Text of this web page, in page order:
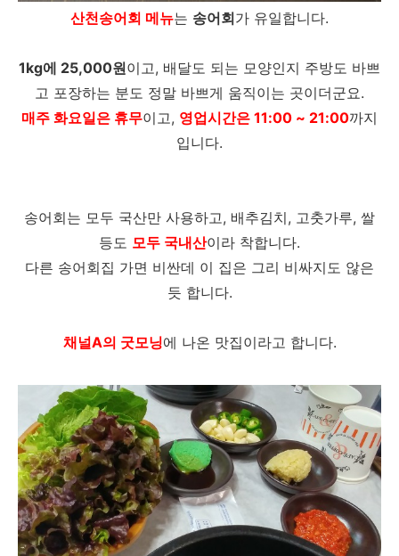
산천송어회 메뉴는 송어회가 유일합니다.
1kg에 25,000원이고, 배달도 되는 모양인지 주방도 바쁘
고 포장하는 분도 정말 바쁘게 움직이는 곳이더군요.
매주 화요일은 휴무이고, 영업시간은 11:00 ~ 21:00까지
입니다.
송어회는 모두 국산만 사용하고, 배추김치, 고춧가루, 쌀
등도 모두 국내산이라 착합니다.
다른 송어회집 가면 비싼데 이 집은 그리 비싸지도 않은
듯 합니다.
채널A의 굿모닝에 나온 맛집이라고 합니다.